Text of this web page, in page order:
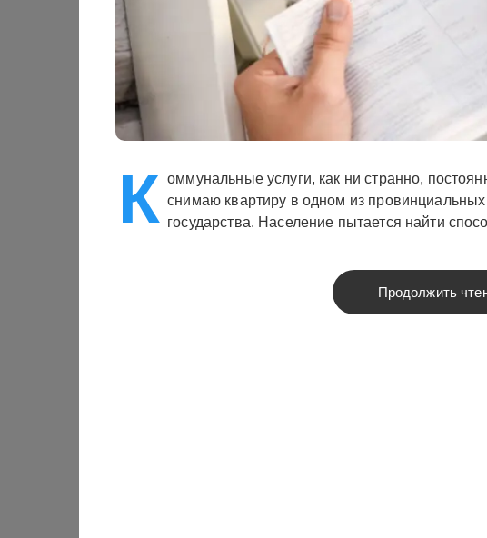
К оммунальные услуги, как ни странно,
снимаю квартиру в одном из
государства. Население пытается найти
Продолжить